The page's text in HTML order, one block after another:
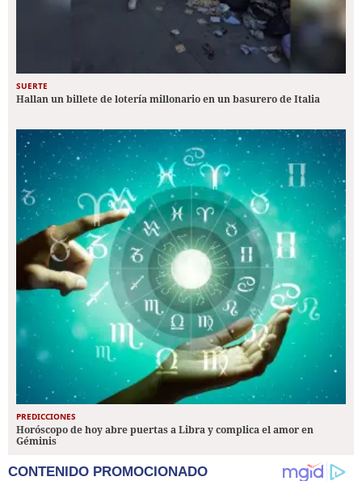
SUERTE
Hallan un billete de lotería millonario en un basurero de Italia
PREDICCIONES
Horóscopo de hoy abre puertas a Libra y complica el amor en
Géminis
CONTENIDO PROMOCIONADO